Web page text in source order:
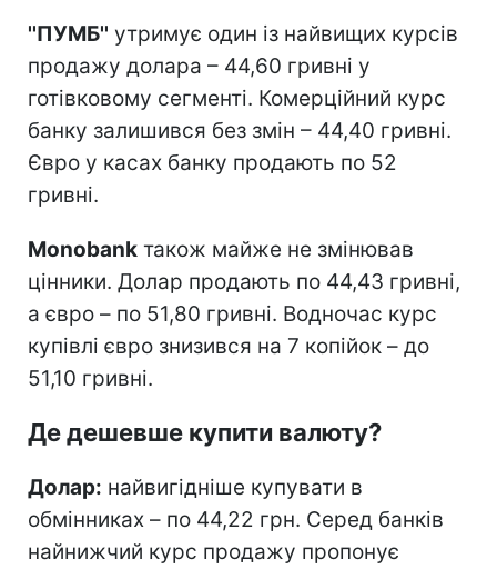
''ПУМБ'' утримує один із найвищих курсів
продажу долара – 44,60 гривні у
готівковому сегменті. Комерційний курс
банку залишився без змін – 44,40 гривні.
Євро у касах банку продають по 52
гривні.
Monobank також майже не змінював
цінники. Долар продають по 44,43 гривні,
а євро – по 51,80 гривні. Водночас курс
купівлі євро знизився на 7 копійок – до
51,10 гривні.
Де дешевше купити валюту?
Долар: найвигідніше купувати в
обмінниках – по 44,22 грн. Серед банків
найнижчий курс продажу пропонує